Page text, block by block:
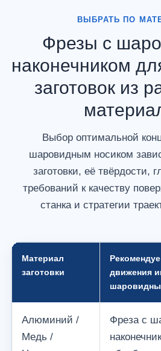
ВЫБРАТЬ ПО
Фрезы с
наконечником
заготовок из
Выбор оптимальной
шаровидным носиком
заготовки, её твёрдости,
требований к качеству
станка и стратегии
Материал
заготовки
движения
Алюминий /
Медь /
Фреза с